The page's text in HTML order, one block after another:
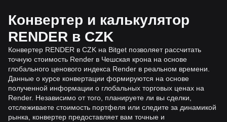
Конвертер и калькулятор
RENDER в CZK
Конвертер RENDER в CZK на Bitget позволяет рассчитать
точную стоимость Render в Чешская крона на основе
глобального ценового индекса Render в реальном времени.
Данные о курсе конвертации формируются на основе
полученной информации о глобальных торговых ценах на
Render. Независимо от того, планируете ли вы сделки,
отслеживаете стоимость портфеля или следите за динамикой
рынка, конвертер предоставляет вам точные и